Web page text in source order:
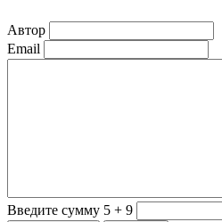
Автор
Email
Введите сумму 5 + 9